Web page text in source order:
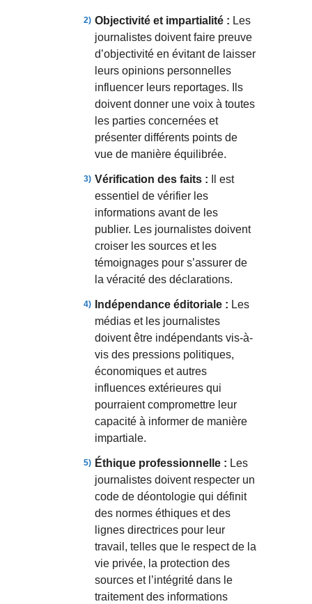
Objectivité et impartialité : Les
journalistes doivent faire preuve
d’objectivité en évitant de laisser
leurs opinions personnelles
influencer leurs reportages. Ils
doivent donner une voix à toutes
les parties concernées et
présenter différents points de
vue de manière équilibrée.
Vérification des faits : Il est
essentiel de vérifier les
informations avant de les
publier. Les journalistes doivent
croiser les sources et les
témoignages pour s’assurer de
la véracité des déclarations.
Indépendance éditoriale : Les
médias et les journalistes
doivent être indépendants vis-à-
vis des pressions politiques,
économiques et autres
influences extérieures qui
pourraient compromettre leur
capacité à informer de manière
impartiale.
Éthique professionnelle : Les
journalistes doivent respecter un
code de déontologie qui définit
des normes éthiques et des
lignes directrices pour leur
travail, telles que le respect de la
vie privée, la protection des
sources et l’intégrité dans le
traitement des informations